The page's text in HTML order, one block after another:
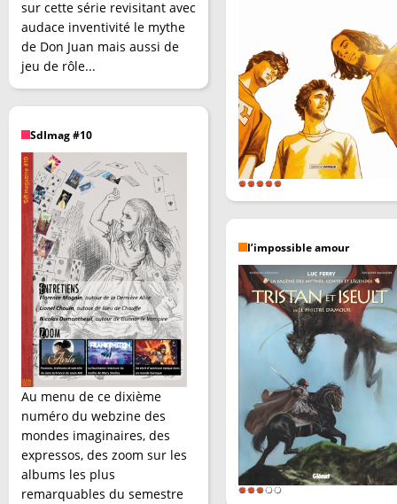
sur cette série revisitant avec
audace inventivité le mythe
de Don Juan mais aussi de
jeu de rôle...
SdImag #10
Au menu de ce dixième
numéro du webzine des
mondes imaginaires, des
expressos, des zoom sur les
albums les plus
remarquables du semestre
l’impossible amour